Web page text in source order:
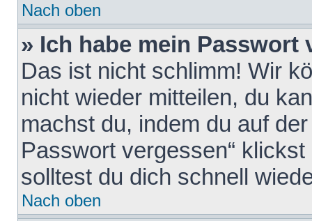
Nach oben
» Ich habe mein Passwort
Das ist nicht schlimm! Wir
nicht wieder mitteilen, du
machst du, indem du auf
Passwort vergessen“
solltest du dich schnell
Nach oben